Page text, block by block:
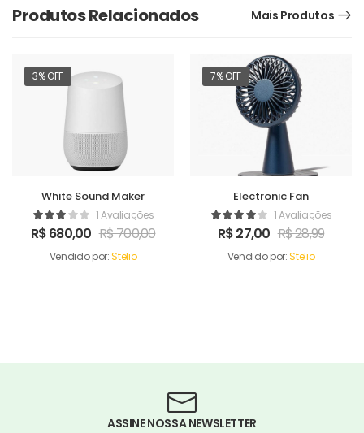
Produtos Relacionados Mais Produtos
3% OFF
White Sound Maker
1 Avaliações
R$680,00 R$700,00
Vendido por:Stelio
7% OFF
Electronic Fan
1 Avaliações
R$27,00 R$28,99
Vendido por:Stelio
ASSINE NOSSA NEWSLETTER